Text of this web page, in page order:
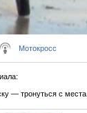
Мотокросс
:
— тронуться с места.